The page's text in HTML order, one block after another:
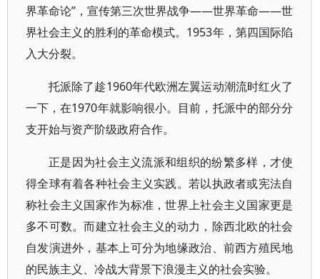
界革命论”，宣传第三次世界战争——世界革命——世
界社会主义的胜利的革命模式。1953年，第四国际陷
入大分裂。
托派除了趁1960年代欧洲左翼运动潮流时红火了
一下，在1970年就影响很小。目前，托派中的部分分
支开始与资产阶级政府合作。
正是因为社会主义流派和组织的纷繁多样，才使
得全球有着各种社会主义实践。若以执政者或宪法自
称社会主义国家作为标准，世界上社会主义国家更是
多不可数。而建立社会主义的动力，除西北欧的社会
自发演进外，基本上可分为地缘政治、前西方殖民地
的民族主义、冷战大背景下浪漫主义的社会实验。